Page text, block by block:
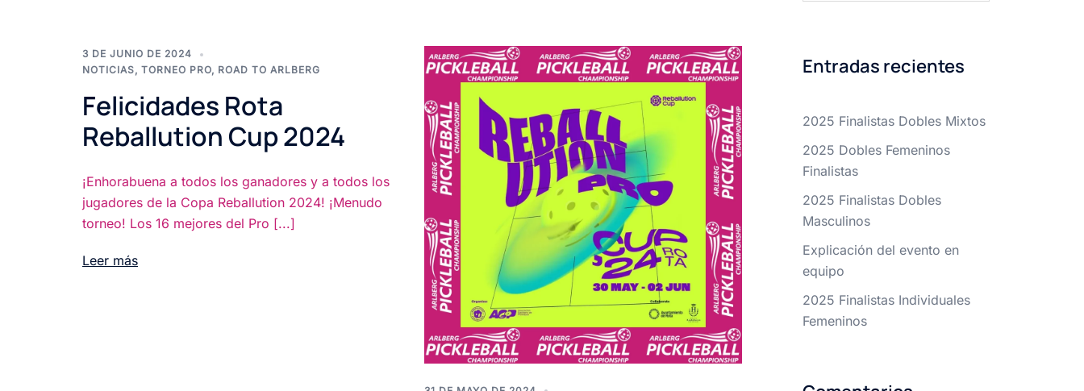
3 DE JUNIO DE 2024
NOTICIAS, TORNEO PRO, ROAD TO ARLBERG
Felicidades Rota
Reballution Cup 2024
¡Enhorabuena a todos los ganadores y a todos los
jugadores de la Copa Reballution 2024! ¡Menudo
torneo! Los 16 mejores del Pro [...]
Leer más
Entradas recientes
2025 Finalistas Dobles Mixtos
2025 Dobles Femeninos
Finalistas
2025 Finalistas Dobles
Masculinos
Explicación del evento en
equipo
2025 Finalistas Individuales
Femeninos